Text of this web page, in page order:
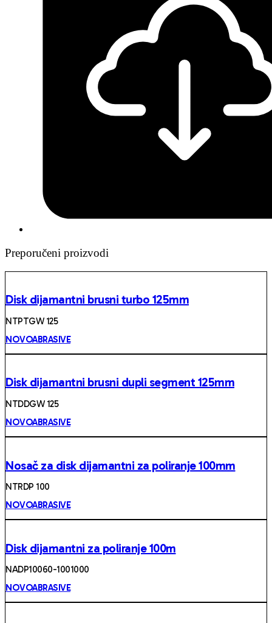
Preporučeni proizvodi
Disk dijamantni brusni turbo 125mm
NTPTGW 125
NOVOABRASIVE
Disk dijamantni brusni dupli segment 125mm
NTDDGW 125
NOVOABRASIVE
Nosač za disk dijamantni za poliranje 100mm
NTRDP 100
NOVOABRASIVE
Disk dijamantni za poliranje 100m
NADP10060-1001000
NOVOABRASIVE